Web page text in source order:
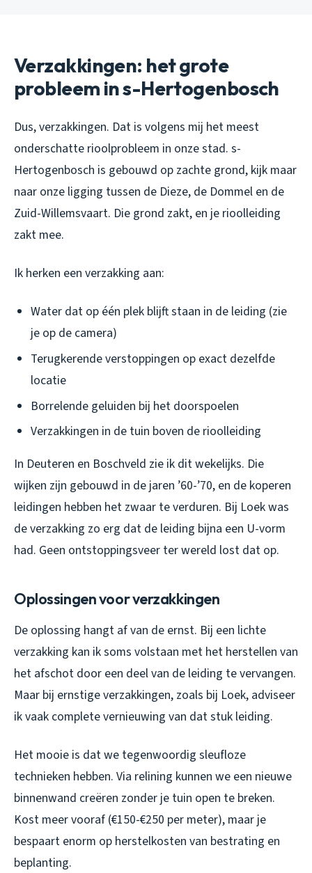
Verzakkingen: het grote
probleem in s-Hertogenbosch
Dus, verzakkingen. Dat is volgens mij het meest
onderschatte rioolprobleem in onze stad. s-
Hertogenbosch is gebouwd op zachte grond, kijk maar
naar onze ligging tussen de Dieze, de Dommel en de
Zuid-Willemsvaart. Die grond zakt, en je rioolleiding
zakt mee.
Ik herken een verzakking aan:
Water dat op één plek blijft staan in de leiding (zie
je op de camera)
Terugkerende verstoppingen op exact dezelfde
locatie
Borrelende geluiden bij het doorspoelen
Verzakkingen in de tuin boven de rioolleiding
In Deuteren en Boschveld zie ik dit wekelijks. Die
wijken zijn gebouwd in de jaren ’60-’70, en de koperen
leidingen hebben het zwaar te verduren. Bij Loek was
de verzakking zo erg dat de leiding bijna een U-vorm
had. Geen ontstoppingsveer ter wereld lost dat op.
Oplossingen voor verzakkingen
De oplossing hangt af van de ernst. Bij een lichte
verzakking kan ik soms volstaan met het herstellen van
het afschot door een deel van de leiding te vervangen.
Maar bij ernstige verzakkingen, zoals bij Loek, adviseer
ik vaak complete vernieuwing van dat stuk leiding.
Het mooie is dat we tegenwoordig sleufloze
technieken hebben. Via relining kunnen we een nieuwe
binnenwand creëren zonder je tuin open te breken.
Kost meer vooraf (€150-€250 per meter), maar je
bespaart enorm op herstelkosten van bestrating en
beplanting.